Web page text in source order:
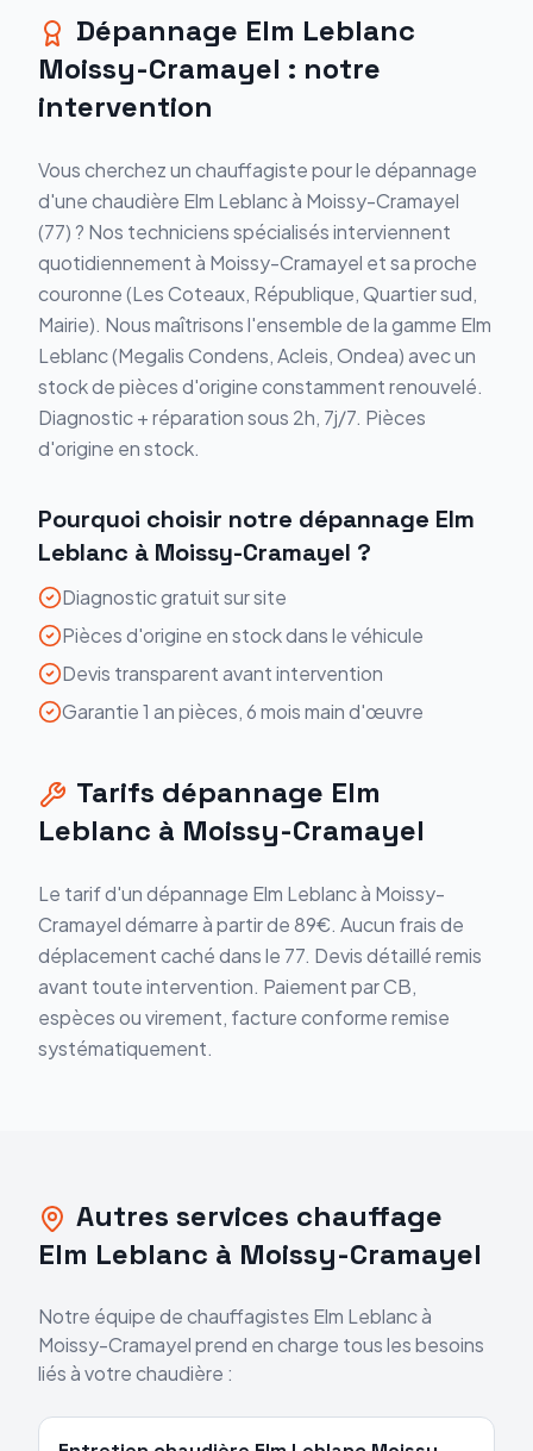
Dépannage Elm Leblanc
Moissy-Cramayel : notre
intervention
Vous cherchez un chauffagiste pour ledépannage
d'une chaudière Elm Leblancà Moissy-Cramayel
(77) ? Nos techniciens spécialisés interviennent
quotidiennement à Moissy-Cramayel et sa proche
couronne (Les Coteaux, République, Quartier sud,
Mairie). Nous maîtrisons l'ensemble de la gamme Elm
Leblanc(Megalis Condens, Acleis, Ondea) avec un
stock de pièces d'origine constamment renouvelé.
Diagnostic + réparation sous 2h, 7j/7. Pièces
d'origine en stock.
Pourquoi choisir notre dépannage Elm
Leblanc à Moissy-Cramayel ?
Diagnostic gratuit sur site
Pièces d'origine en stock dans le véhicule
Devis transparent avant intervention
Garantie 1 an pièces, 6 mois main d'œuvre
Tarifs dépannage Elm
Leblanc à Moissy-Cramayel
Le tarif d'undépannage Elm Leblancà Moissy-
Cramayeldémarreà partir de 89€. Aucun frais de
déplacement caché dans le 77. Devis détaillé remis
avant toute intervention. Paiement par CB,
espèces ou virement, facture conforme remise
systématiquement.
Autres services chauffage
Elm Leblanc à Moissy-Cramayel
Notre équipe de chauffagistes Elm Leblancà
Moissy-Cramayelprend en charge tous les besoins
liés à votre chaudière :